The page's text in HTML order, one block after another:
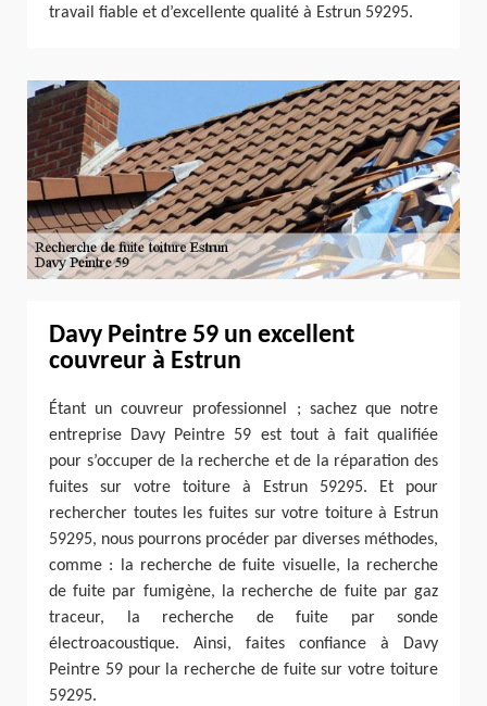
travail fiable et d’excellente qualité à Estrun 59295.
Davy Peintre 59 un excellent
couvreur à Estrun
Étant un couvreur professionnel ; sachez que notre
entreprise Davy Peintre 59 est tout à fait qualifiée
pour s’occuper de la recherche et de la réparation des
fuites sur votre toiture à Estrun 59295. Et pour
rechercher toutes les fuites sur votre toiture à Estrun
59295, nous pourrons procéder par diverses méthodes,
comme : la recherche de fuite visuelle, la recherche
de fuite par fumigène, la recherche de fuite par gaz
traceur, la recherche de fuite par sonde
électroacoustique. Ainsi, faites confiance à Davy
Peintre 59 pour la recherche de fuite sur votre toiture
59295.